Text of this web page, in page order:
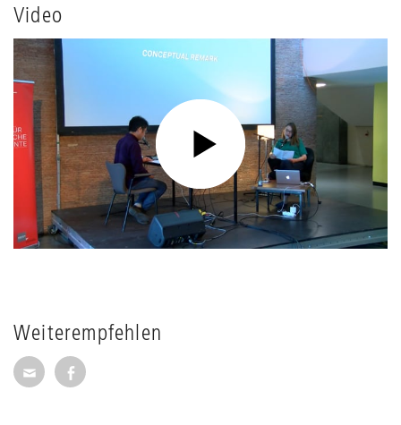
Weiterempfehlen
Seite per E-Mail weiterempfehlen
Seite auf Facebook weiterempfehlen
Video